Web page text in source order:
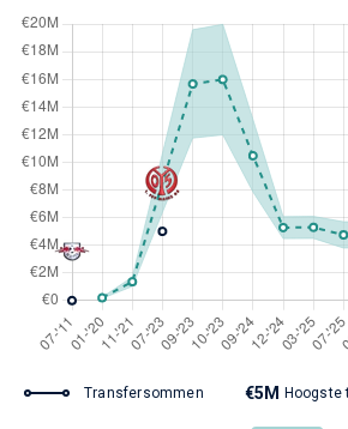
Transfersommen €5M Hoogste